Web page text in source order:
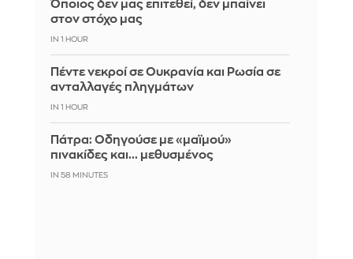
Όποιος δεν μας επιτεθεί, δεν μπαίνει
στον στόχο μας
IN 1 HOUR
Πέντε νεκροί σε Ουκρανία και Ρωσία σε
ανταλλαγές πληγμάτων
IN 1 HOUR
Πάτρα: Οδηγούσε με «μαϊμού»
πινακίδες και... μεθυσμένος
IN 58 MINUTES